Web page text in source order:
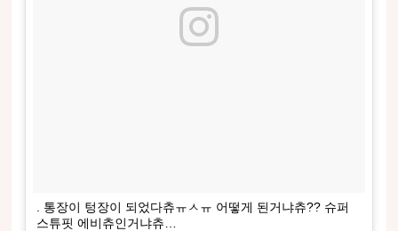
. 통장이 텅장이 되었다츄ㅠㅅㅠ 어떻게 된거냐츄?? 슈퍼
스튜핏 에비츄인거냐츄…